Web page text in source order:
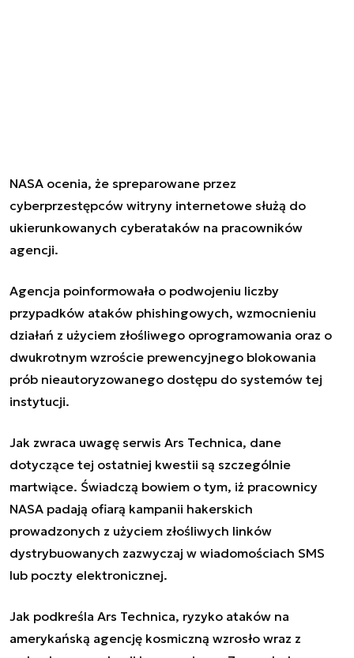
NASA ocenia, że spreparowane przez
cyberprzestępców witryny internetowe służą do
ukierunkowanych cyberataków na pracowników
agencji.
Agencja poinformowała o podwojeniu liczby
przypadków ataków phishingowych, wzmocnieniu
działań z użyciem złośliwego oprogramowania oraz o
dwukrotnym wzroście prewencyjnego blokowania
prób nieautoryzowanego dostępu do systemów tej
instytucji.
Jak zwraca uwagę serwis Ars Technica, dane
dotyczące tej ostatniej kwestii są szczególnie
martwiące. Świadczą bowiem o tym, iż pracownicy
NASA padają ofiarą kampanii hakerskich
prowadzonych z użyciem złośliwych linków
dystrybuowanych zazwyczaj w wiadomościach SMS
lub poczty elektronicznej.
Jak podkreśla Ars Technica, ryzyko ataków na
amerykańską agencję kosmiczną wzrosło wraz z